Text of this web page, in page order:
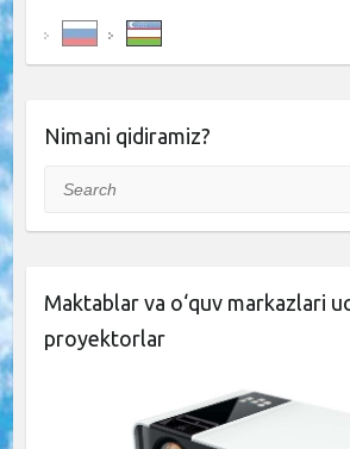
Nimani qidiramiz?
Search
Maktablar va o‘quv markazlari
proyektorlar